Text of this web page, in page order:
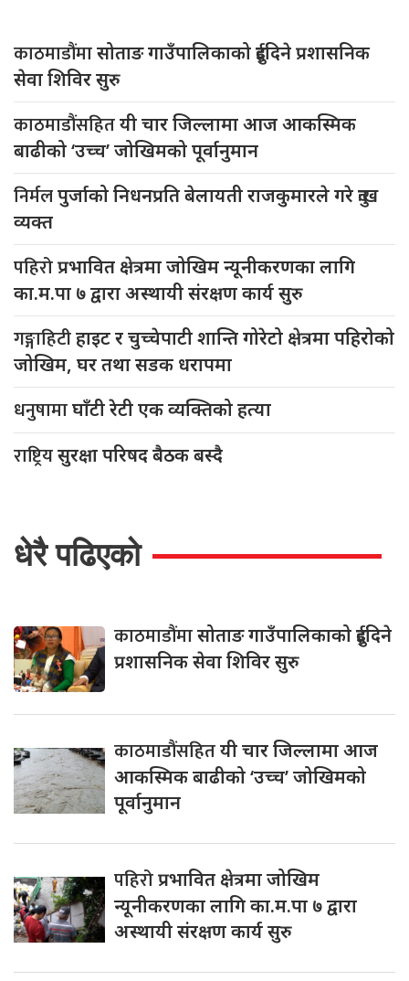
काठमाडौंमासोताङ गाउँपालिकाको दुईदिने प्रशासनिक
सेवा शिविर सुरु
काठमाडौंसहितयी चार जिल्लामा आज आकस्मिक
बाढीको ‘उच्च’ जोखिमको पूर्वानुमान
निर्मलपुर्जाको निधनप्रति बेलायती राजकुमारले गरे दुःख
व्यक्त
पहिरोप्रभावित क्षेत्रमा जोखिम न्यूनीकरणका लागि
का.म.पा ७ द्वारा अस्थायी संरक्षण कार्य सुरु
गङ्गाहिटीहाइट र चुच्चेपाटी शान्ति गोरेटो क्षेत्रमा पहिरोको
जोखिम, घर तथा सडक धरापमा
धनुषामाघाँटी रेटी एक व्यक्तिको हत्या
राष्ट्रियसुरक्षा परिषद बैठक बस्दै
धेरै पढिएको
काठमाडौंमासोताङ गाउँपालिकाको दुईदिने
प्रशासनिक सेवा शिविर सुरु
काठमाडौंसहितयी चार जिल्लामा आज
आकस्मिक बाढीको ‘उच्च’ जोखिमको
पूर्वानुमान
पहिरोप्रभावित क्षेत्रमा जोखिम
न्यूनीकरणका लागि का.म.पा ७ द्वारा
अस्थायी संरक्षण कार्य सुरु